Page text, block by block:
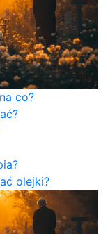
co?
olejki?